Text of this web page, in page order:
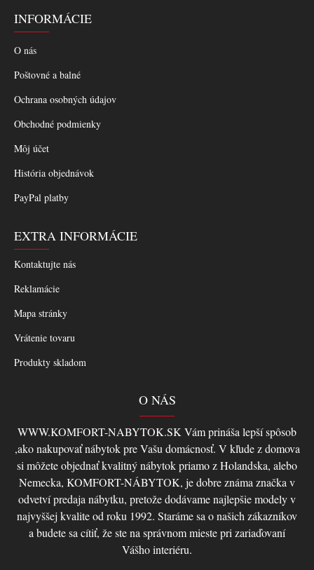
INFORMÁCIE
O nás
Poštovné a balné
Ochrana osobných údajov
Obchodné podmienky
Môj účet
História objednávok
PayPal platby
EXTRA INFORMÁCIE
Kontaktujte nás
Reklamácie
Mapa stránky
Vrátenie tovaru
Produkty skladom
O NÁS
WWW.KOMFORT-NABYTOK.SK Vám prináša lepší spôsob
,ako nakupovať nábytok pre Vašu domácnosť. V kľude z domova
si môžete objednať kvalitný nábytok priamo z Holandska, alebo
Nemecka, KOMFORT-NÁBYTOK, je dobre známa značka v
odvetví predaja nábytku, pretože dodávame najlepšie modely v
najvyššej kvalite od roku 1992. Staráme sa o našich zákazníkov
a budete sa cítiť, že ste na správnom mieste pri zariaďovaní
Vášho interiéru.